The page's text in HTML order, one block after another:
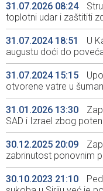
31.07.2026 08:24
toplotni udar i zaštititi
31.07.2024 18:51
U
augustu doći do
31.07.2024 15:15
otvorene vatre u
31.01.2026 13:30
SAD i Izrael zbog
30.12.2025 20:09
zabrinutost ponovnim
30.10.2023 21:10